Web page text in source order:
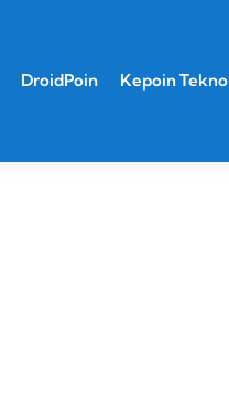
DroidPoin Kepoin Tekno